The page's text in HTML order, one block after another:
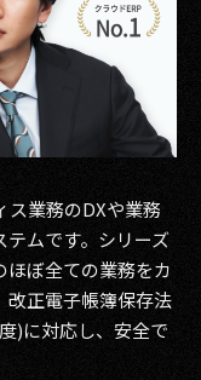
ス業務のDXや業務
ムです。シリーズ
ぼ全ての業務をカ
改正電子帳簿保存法
)に対応し、安全で